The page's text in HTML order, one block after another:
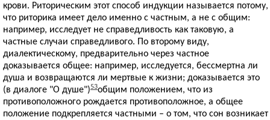
крови. Риторическим этот способ индукции называется потому,
что риторика имеет дело именно с частным, а не с общим:
например, исследует не справедливость как таковую, а
частные случаи справедливого. По второму виду,
диалектическому, предварительно через частное
доказывается общее: например, исследуется, бессмертна ли
душа и возвращаются ли мертвые к жизни; доказывается это
(в диалоге "О душе")53общим положением, что из
противоположного рождается противоположное, а общее
положение подкрепляется частными – о том, что сон возникает